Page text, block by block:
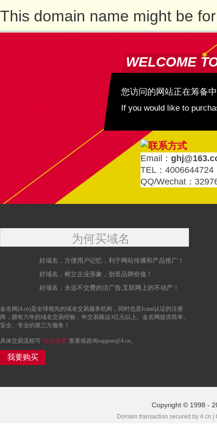
This domain name might be
WELCOME
您访问的网站正在筹备
If you would like to
Email：
TEL：4006644724
QQ/Wechat：
为何买域名
好域名，方便用户记忆，利于网站传播和产品推广！
好域名，树立企业形象，创造品牌价值！
好域名，永远不交费的活广告,互联网上的不动产！
金名网(4.cn)是全球领先的域名交易服务机构，同时也是Icann认证的注册
商，拥有六年的域名交易经验，年交易额达3亿元以上。金名网提供简单、
安全、专业的第三方服务！
具体交易流程可“点击这里”查看或咨询support@4.cn。
我要购买
Copyright © 1998 -
Domain transaction secured by 4.cn